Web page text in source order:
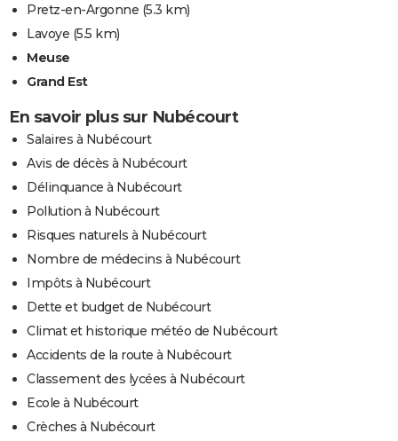
Pretz-en-Argonne (5.3 km)
Lavoye (5.5 km)
Meuse
Grand Est
En savoir plus sur Nubécourt
Salaires à Nubécourt
Avis de décès à Nubécourt
Délinquance à Nubécourt
Pollution à Nubécourt
Risques naturels à Nubécourt
Nombre de médecins à Nubécourt
Impôts à Nubécourt
Dette et budget de Nubécourt
Climat et historique météo de Nubécourt
Accidents de la route à Nubécourt
Classement des lycées à Nubécourt
Ecole à Nubécourt
Crèches à Nubécourt